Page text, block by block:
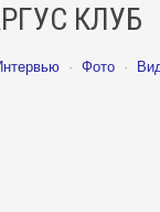
КЛУБ
· Фото ·